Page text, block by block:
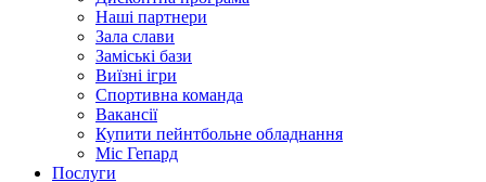
Наші партнери
Зала слави
Заміські бази
Виїзні ігри
Спортивна команда
Вакансії
Купити пейнтбольне обладнання
Міс Гепард
Послуги